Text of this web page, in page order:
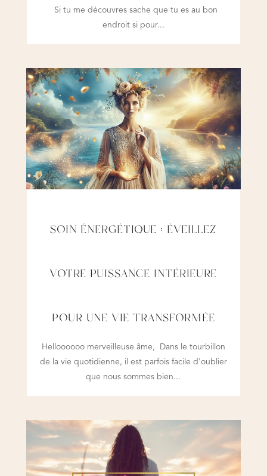
Si tu me découvres sache que tu es au bon
endroit si pour...
SOIN ÉNERGÉTIQUE : ÉVEILLEZ
VOTRE PUISSANCE INTÉRIEURE
POUR UNE VIE TRANSFORMÉE
Helloooooo merveilleuse âme, Dans le tourbillon
de la vie quotidienne, il est parfois facile d'oublier
que nous sommes bien...